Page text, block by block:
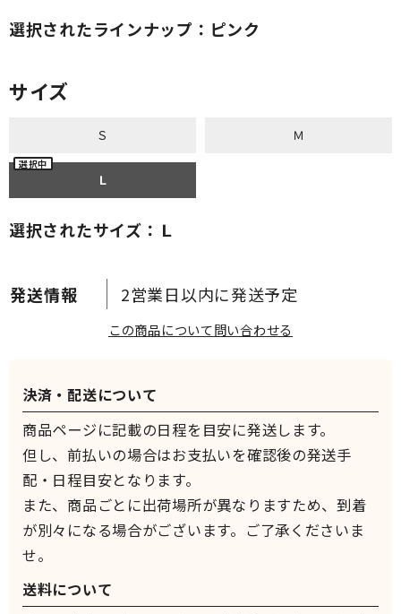
2営業日以内に発送予定
選択されたラインナップ：ピンク
サイズ
Ｓ Ｍ
Ｌ
選択されたサイズ：Ｌ
この商品について問い合わせる
決済・配送について
商品ページに記載の日程を目安に発送します。
但し、前払いの場合はお支払いを確認後の発送手
配・日程目安となります。
また、商品ごとに出荷場所が異なりますため、到着
が別々になる場合がございます。ご了承くださいま
せ。
送料について